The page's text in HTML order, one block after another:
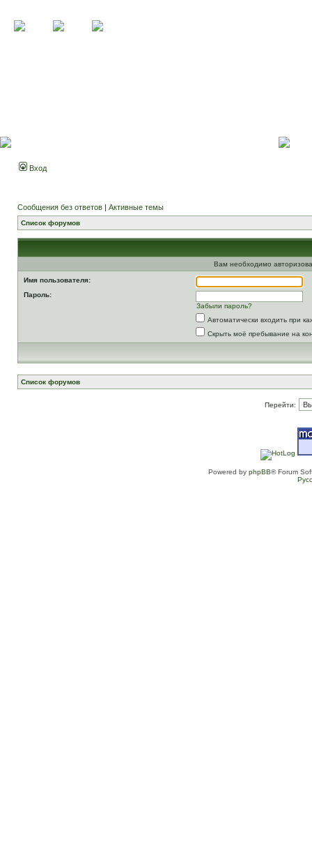
Вход
Сообщения без ответов | Активные темы
Список форумов
Вам необходимо
Имя пользователя:
Пароль:
Забыли пароль?
Автоматически входить при
Скрыть моё пребывание на
Список форумов
Перейти:
Powered by phpBB® Forum